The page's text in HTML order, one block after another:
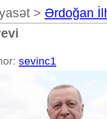
> Ərdoğan
sevinc1